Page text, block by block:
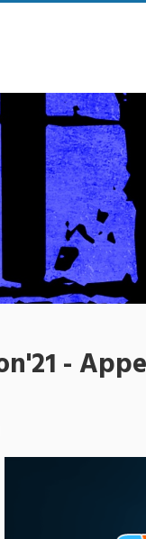
-